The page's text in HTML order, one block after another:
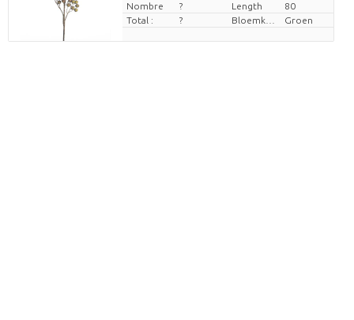
Nombre
? Length
80
Total :
? Groen